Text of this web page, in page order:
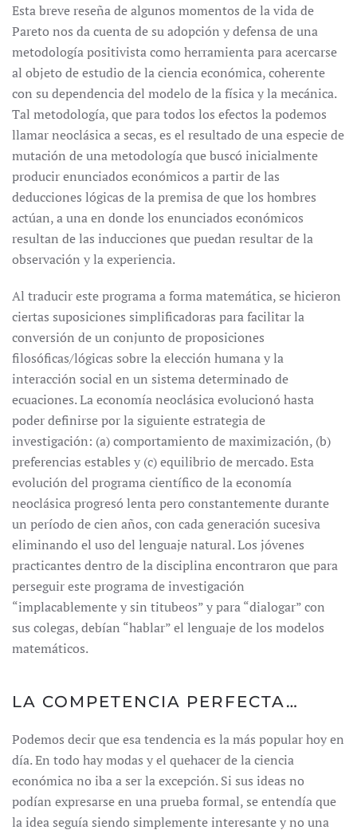
Esta breve reseña de algunos momentos de la vida de
Pareto nos da cuenta de su adopción y defensa de una
metodología positivista como herramienta para acercarse
al objeto de estudio de la ciencia económica, coherente
con su dependencia del modelo de la física y la mecánica.
Tal metodología, que para todos los efectos la podemos
llamar neoclásica a secas, es el resultado de una especie de
mutación de una metodología que buscó inicialmente
producir enunciados económicos a partir de las
deducciones lógicas de la premisa de que los hombres
actúan, a una en donde los enunciados económicos
resultan de las inducciones que puedan resultar de la
observación y la experiencia.
Al traducir este programa a forma matemática, se hicieron
ciertas suposiciones simplificadoras para facilitar la
conversión de un conjunto de proposiciones
filosóficas/lógicas sobre la elección humana y la
interacción social en un sistema determinado de
ecuaciones. La economía neoclásica evolucionó hasta
poder definirse por la siguiente estrategia de
investigación: (a) comportamiento de maximización, (b)
preferencias estables y (c) equilibrio de mercado. Esta
evolución del programa científico de la economía
neoclásica progresó lenta pero constantemente durante
un período de cien años, con cada generación sucesiva
eliminando el uso del lenguaje natural. Los jóvenes
practicantes dentro de la disciplina encontraron que para
perseguir este programa de investigación
“implacablemente y sin titubeos” y para “dialogar” con
sus colegas, debían “hablar” el lenguaje de los modelos
matemáticos.
LA COMPETENCIA PERFECTA…
Podemos decir que esa tendencia es la más popular hoy en
día. En todo hay modas y el quehacer de la ciencia
económica no iba a ser la excepción. Si sus ideas no
podían expresarse en una prueba formal, se entendía que
la idea seguía siendo simplemente interesante y no una